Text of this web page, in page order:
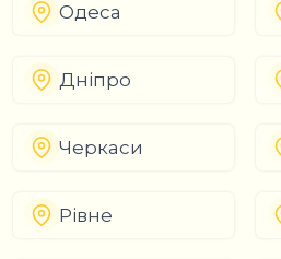
Одеса
Дніпро
Черкаси
Рівне